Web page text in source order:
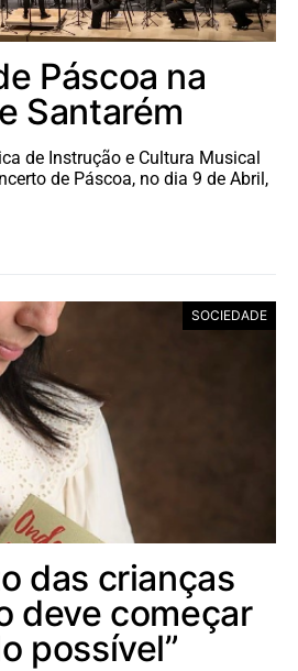
Páscoa na
Santarém
de Instrução e Cultura Musical
de Páscoa, no dia 9 de Abril,
SOCIEDADE
das crianças
deve começar
possível”